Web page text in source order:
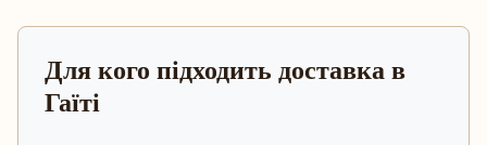
Для кого підходить доставка в
Гаїті